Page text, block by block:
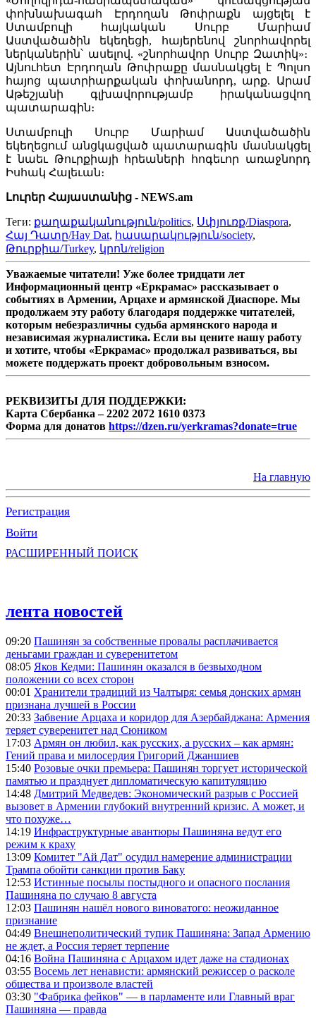
փոխնախագահ Էրդողան Թոփրաքն այցելել է
Ստամբուլի հայկական Սուրբ Մարիամ
Աստվածածին եկեղեցի, հայերենով շնորհավորել
ներկաներին՝ ասելով. «շնորհավոր Սուրբ Զատիկ»։
Այնուհետ Էրդողան Թոփրաքը մասնակցել է Պոլսո
հայոց պատրիարքական փոխանորդ, արք. Արամ
Աթեշյանի գլխավորությամբ իրականացվող
պատարագին։
Ստամբուլի Սուրբ Մարիամ Աստվածածին
եկեղեցում անցկացված պատարագին մասնակցել
է նաեւ Թուրքիայի հրեաների հոգեւոր առաջնորդ
Իսհակ Հալեւան։
Լուրեր Հայաստանից - NEWS.am
Теги: քաղաքականություն/politics, Սփյուռք/Diaspora,
Հայ Դատը/Hay Dat, հասարակություն/society,
Թուրքիա/Turkey, կրոն/religion
Уважаемые читатели! Уже более тридцати лет
Информационный центр «Еркрамас» рассказывает о
событиях в Армении, Арцахе и армянской Диаспоре. Мы
продолжаем эту работу благодаря поддержке читателей,
которым небезразличны судьба армянского народа и
независимая журналистика. Если вы цените нашу работу
и хотите, чтобы «Еркрамас» продолжал развиваться, вы
можете поддержать проект добровольным взносом.
РЕКВИЗИТЫ ДЛЯ ПОДДЕРЖКИ:
Карта Сбербанка – 2202 2072 1610 0373
Форма для донатов https://dzen.ru/yerkramas?donate=true
На главную
Регистрация
Войти
РАСШИРЕННЫЙ ПОИСК
лента новостей
09:20 Пашинян за собственные провалы расплачивается
деньгами граждан и суверенитетом
08:05 Яков Кедми: Пашинян оказался в безвыходном
положении со всех сторон
00:01 Хранители традиций из Чалтыря: семья донских армян
признана лучшей в России
20:33 Забвение Арцаха и коридор для Азербайджана: Армения
теряет суверенитет над Сюником
17:03 Армян он любил, как русских, а русских – как армян:
Гений права и милосердия Григорий Джаншиев
15:40 Розовые очки премьера: Пашинян торгует исторической
памятью и празднует дипломатическую капитуляцию
14:48 Дмитрий Медведев: Экономический разрыв с Россией
вызовет в Армении глубокий внутренний кризис. А может, и
что похуже…
14:19 Инфраструктурные авантюры Пашиняна ведут его
режим к краху
13:09 Комитет "Ай Дат" осудил намерение администрации
Трампа обойти санкции против Баку
12:53 Истинные посылы постыдного и опасного послания
Пашиняна по случаю 8 августа
12:03 Пашинян нашёл нового виноватого: неожиданное
признание
04:49 Внешнеполитический тупик Пашиняна: Запад Армению
не ждет, а Россия теряет терпение
04:16 Война Пашиняна с Арцахом идет даже на стадионах
03:55 Восемь лет ненависти: армянский режиссер о расколе
общества и произволе властей
03:30 "Фабрика фейков" — в парламенте или Главный враг
Пашиняна — правда